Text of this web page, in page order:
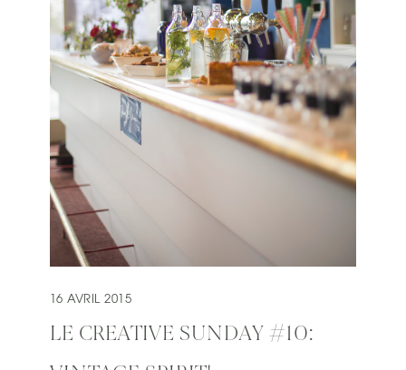
16 AVRIL 2015
LE CREATIVE SUNDAY #10: